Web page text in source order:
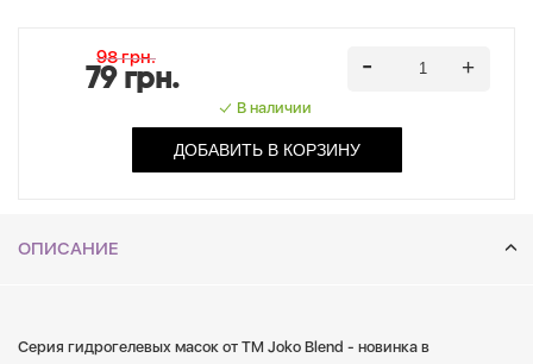
благодаря чему маски такого типа способны хорошо очищать и
увлажнять кожу. После использования Hydrojelly Mask кожа станет
мягкой, нежной, гладкой и сияющей!
98 грн.
79 грн.
В наличии
ДОБАВИТЬ В КОРЗИНУ
ОПИСАНИЕ
Серия гидрогелевых масок от TM Joko Blend - новинка в